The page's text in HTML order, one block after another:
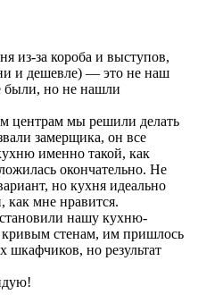
из-за короба и выступов,
и дешевле) — это не наш
были, но не нашли
центрам мы решили делать
замерщика, он все
именно такой, как
окончательно. Не
но кухня идеально
как мне нравится.
нашу кухню-
стенам, им пришлось
шкафчиков, но результат